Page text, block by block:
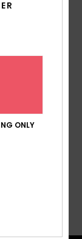
com
no peito,
grande
reciclado
ONLY